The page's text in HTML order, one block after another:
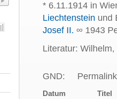
* 6.11.1914 in
Liechtenstein und
Josef II. ∞ 1943
Literatur:
GND:
Datum Titel